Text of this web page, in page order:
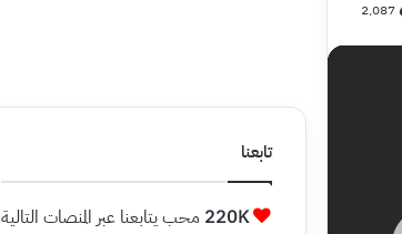
2٬087
تابعنا
220K محب يتابعنا عبر المنصات التالية